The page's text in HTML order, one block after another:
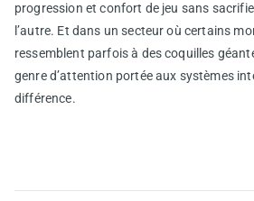
progression et confort de jeu sans
l’autre. Et dans un secteur où certains
ressemblent parfois à des coquilles
genre d’attention portée aux systèmes
différence.